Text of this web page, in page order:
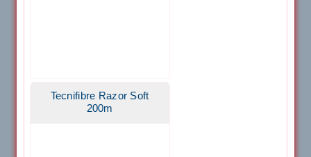
Tecnifibre Razor Soft
200m